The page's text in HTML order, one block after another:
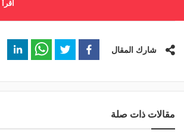
شارك المقال
مقالات ذات صلة